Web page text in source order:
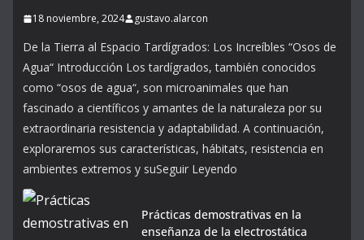
18 noviembre, 2024 gustavo.alarcon
De la Tierra al Espacio Tardígrados: Los Increíbles “Osos de
Agua“ Introducción Los tardígrados, también conocidos
como “osos de agua“, son microanimales que han
fascinado a científicos y amantes de la naturaleza por su
extraordinaria resistencia y adaptabilidad. A continuación,
exploraremos sus características, hábitats, resistencia en
ambientes extremos y suSeguir Leyendo
Prácticas demostrativas en la
enseñanza de la electrostática